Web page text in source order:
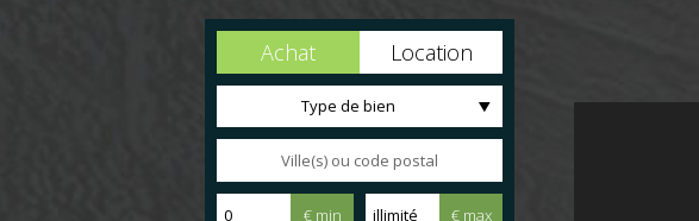
Achat Location
Type de bien
€ min € max